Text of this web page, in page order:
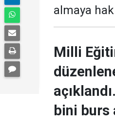
almaya
Milli
bini burs